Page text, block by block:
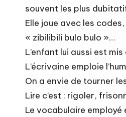
souvent les plus
Elle joue avec les
« zibilibili bulo bulo »…
L’enfant lui aussi est
L’écrivaine emploie
On a envie de tourner
Lire c’est : rigoler,
Le vocabulaire